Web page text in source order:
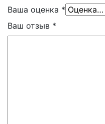
Ваша оценка *
Ваш отзыв *